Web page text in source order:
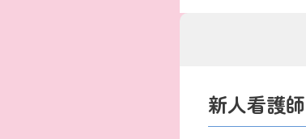
新人看護